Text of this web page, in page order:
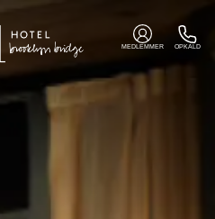
MEDLEMMER OPKALD